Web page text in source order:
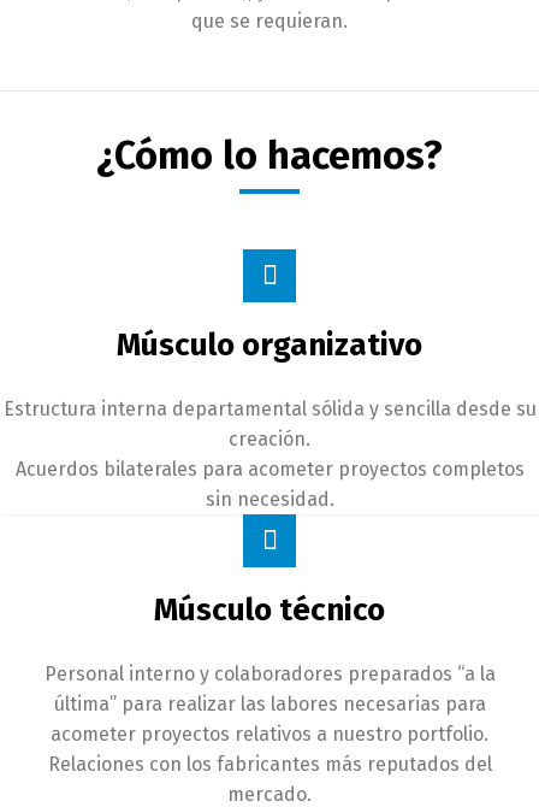
que se requieran.
¿Cómo lo hacemos?
Músculo organizativo
Estructura interna departamental sólida y sencilla desde su
creación.
Acuerdos bilaterales para acometer proyectos completos
sin necesidad.
Músculo técnico
Personal interno y colaboradores preparados “a la
última” para realizar las labores necesarias para
acometer proyectos relativos a nuestro portfolio.
Relaciones con los fabricantes más reputados del
mercado.